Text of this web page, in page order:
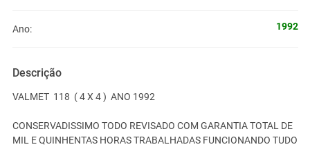
Ano: 1992
Descrição
VALMET 118 ( 4 X 4 ) ANO 1992
CONSERVADISSIMO TODO REVISADO COM GARANTIA TOTAL DE
MIL E QUINHENTAS HORAS TRABALHADAS FUNCIONANDO TUDO